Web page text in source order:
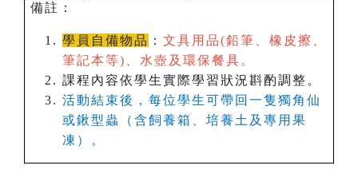
備註：
學員自備物品 ： 文具用品(鉛筆、橡皮擦、
筆記本等)、水壺及環保餐具。
課程內容依學生實際學習狀況斟酌調整。
活動結束後，每位學生可帶回一隻獨角仙
或鍬型蟲（含飼養箱、培養土及專用果
凍）。